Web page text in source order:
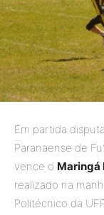
Em partida
Paranaense de
vence o Maringá
realizado na
Politécnico da